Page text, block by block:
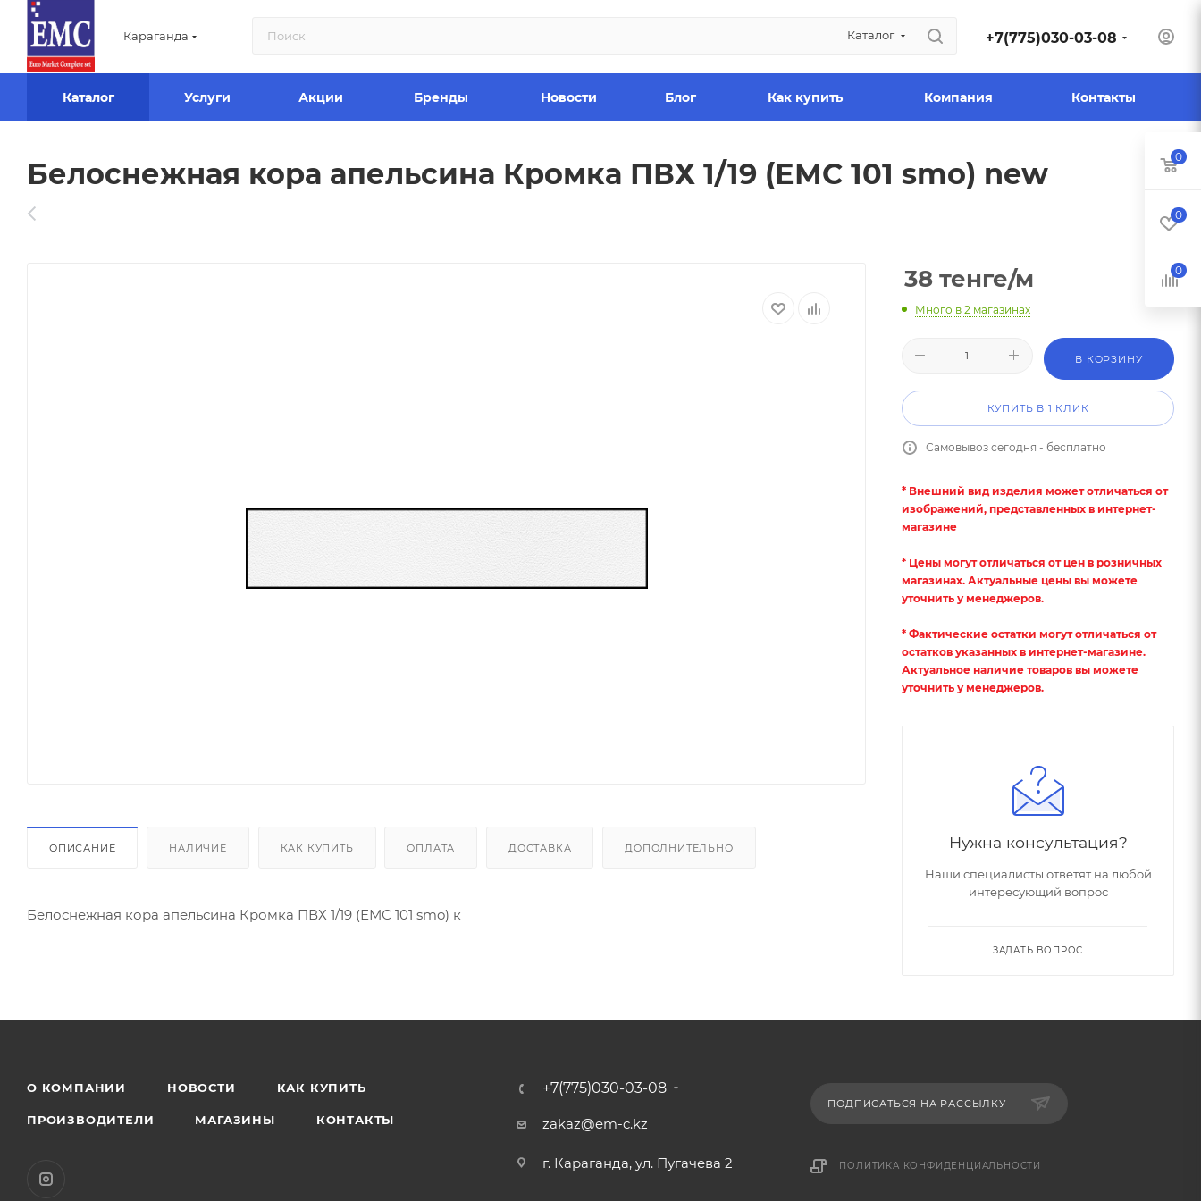
Караганда Каталог +7(775)030-03-08
Каталог Услуги Акции Бренды Новости Блог Как купить Компания Контакты
Белоснежная кора апельсина Кромка ПВХ 1/19 (ЕМС 101 smo) new
ОПИСАНИЕ НАЛИЧИЕ КАК КУПИТЬ ОПЛАТА ДОСТАВКА ДОПОЛНИТЕЛЬНО
Белоснежная кора апельсина Кромка ПВХ 1/19 (ЕМС 101 smo) к
38 тенге/м
Много в 2 магазинах
В КОРЗИНУ
КУПИТЬ В 1 КЛИК
Самовывоз сегодня - бесплатно
* Внешний вид изделия может отличаться от
изображений, представленных в интернет-
магазине
* Цены могут отличаться от цен в розничных
магазинах. Актуальные цены вы можете
уточнить у менеджеров.
* Фактические остатки могут отличаться от
остатков указанных в интернет-магазине.
Актуальное наличие товаров вы можете
уточнить у менеджеров.
Нужна консультация?
Наши специалисты ответят на любой
интересующий вопрос
ЗАДАТЬ ВОПРОС
О КОМПАНИИ НОВОСТИ КАК КУПИТЬ
ПРОИЗВОДИТЕЛИ МАГАЗИНЫ КОНТАКТЫ
+7(775)030-03-08
zakaz@em-c.kz
г. Караганда, ул. Пугачева 2
ПОДПИСАТЬСЯ НА РАССЫЛКУ
ПОЛИТИКА КОНФИДЕНЦИАЛЬНОСТИ
0
0
0